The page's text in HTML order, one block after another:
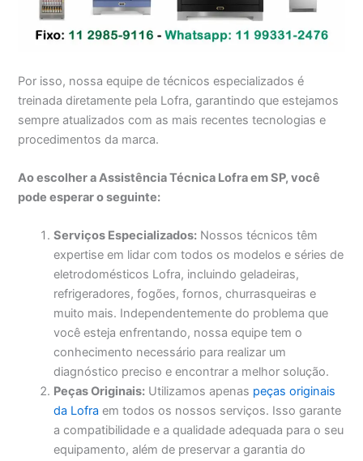
Por isso, nossa equipe de técnicos especializados é
treinada diretamente pela Lofra, garantindo que estejamos
sempre atualizados com as mais recentes tecnologias e
procedimentos da marca.
Ao escolher a Assistência Técnica Lofra em SP, você
pode esperar o seguinte:
Serviços Especializados: Nossos técnicos têm
expertise em lidar com todos os modelos e séries de
eletrodomésticos Lofra, incluindo geladeiras,
refrigeradores, fogões, fornos, churrasqueiras e
muito mais. Independentemente do problema que
você esteja enfrentando, nossa equipe tem o
conhecimento necessário para realizar um
diagnóstico preciso e encontrar a melhor solução.
Peças Originais: Utilizamos apenas peças originais
da Lofra em todos os nossos serviços. Isso garante
a compatibilidade e a qualidade adequada para o seu
equipamento, além de preservar a garantia do